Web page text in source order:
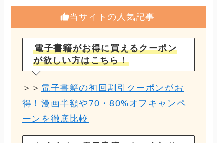
当サイトの人気記事
電子書籍がお得に買えるクーポン
が欲しい方はこちら！
＞＞ 電子書籍の初回割引クーポンがお
得！漫画半額や70・80%オフキャンペ
ーンを徹底比較